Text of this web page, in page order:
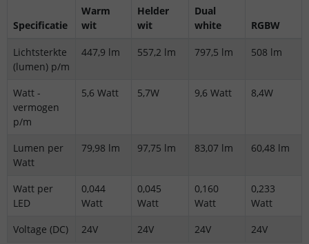
Specificatie
Warm
wit
Helder
wit
Dual
white
RGBW
Lichtsterkte
(lumen) p/m
447,9 lm 557,2 lm 797,5 lm 508 lm
Watt -
vermogen
p/m
5,6 Watt 5,7W 9,6 Watt 8,4W
Lumen per
Watt
79,98 lm 97,75 lm 83,07 lm 60,48 lm
Watt per
LED
0,044
Watt
0,045
Watt
0,160
Watt
0,233
Watt
Voltage (DC)
24V 24V 24V 24V